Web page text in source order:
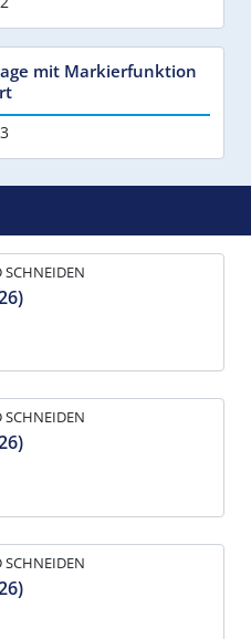
mit Markierfunktion
SCHNEIDEN
SCHNEIDEN
SCHNEIDEN